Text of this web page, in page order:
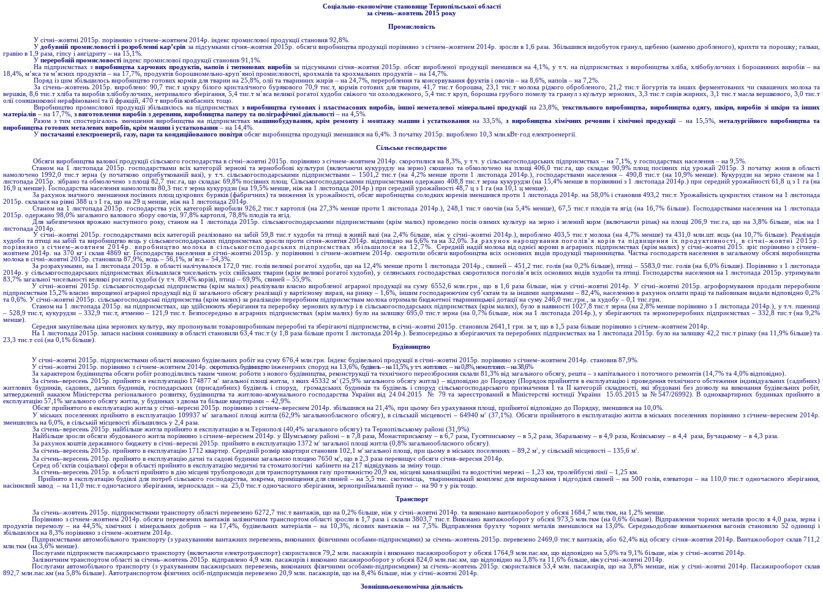
Соціально-економічне становище Тернопільської області
за січень–жовтень 2015 року
Промисловість
У січні–жовтні 2015р. порівняно з січнем–жовтнем 2014р. індекс промислової продукції становив 92,8%.
У добувній промисловості і розробленні кар’єрів за підсумками січня–жовтня 2015р. обсяги виробництва продукції порівняно з січнем–жовтнем 2014р. зросли в 1,6 раза. Збільшився видобуток гранул, щебеню (каменю дробленого), крихти та порошку; гальки,
гравію в 1,9 раза, гіпсу і ангідриту – на 15,1%.
У переробній промисловості індекс промислової продукції становив 91,1%.
На підприємствах звиробництва харчових продуктів, напоїв і тютюнових виробів за підсумками січня–жовтня 2015р. обсяг виробленої продукції зменшився на 4,1%, у т.ч. на підприємствах з виробництва хліба, хлібобулочних і борошняних виробів – на
18,4%, м’яса та м’ясних продуктів – на 17,7%, продуктів борошномельно-круп`яної промисловості, крохмалів та крохмальних продуктів – на 14,7%.
Поряд із цим збільшилось виробництво готових кормів для тварин на 25,8%, олії та тваринних жирів – на 24,7%, перероблення та консервування фруктів і овочів – на 8,6%, напоїв – на 7,2%.
За січень–жовтень 2015р. вироблено: 90,7 тис.т цукру білого кристалічного бурякового 70,9 тис.т, кормів готових для тварин, 41,7 тис.т борошна, 23,1 тис.т молока рідкого обробленого, 21,2 тис.т йогуртів та інших ферментованих чи сквашених молока та
вершків, 8,6 тис.т хліба та виробів хлібобулочних, нетривалого зберігання, 5,4 тис.т м`яса великої рогатої худоби свіжого чи охолодженого, 5,4 тис.т круп, борошна грубого помелу та гранул з культур зернових, 3,3 тис.т сирів жирних, 3,1 тис.т масла вершкового, 3,0 тис.т
олії соняшникової нерафінованої та її фракцій, 470 т виробів ковбасних тощо.
Виробництво промислової продукції збільшилось на підприємствах з виробництва гумових і пластмасових виробів, іншої неметалевої мінеральної продукції на 23,8%, текстильного виробництва, виробництва одягу, шкіри, виробів зі шкіри та інших
матеріалів – на 17,7%, з виготовлення виробів з деревини, виробництва паперу та поліграфічної діяльності – на 4,5%.
Разом з тим спостерігалось зменшення виробництва на підприємствахмашинобудування, крім ремонту і монтажу машин і устатковання на 33,5%,з виробництва хімічних речовин і хімічної продукції – на 15,5%, металургійного виробництва та
виробництва готових металевих виробів, крім машин і устатковання – на 14,4%.
У постачанні електроенергії, газу, пари та кондиційованого повітря обсяг виробництва продукції зменшився на 6,4%. З початку 2015р. вироблено 10,3 млн.кВт·год електроенергії.
Сільське господарство
Обсяги виробництва валової продукції сільського господарства в січні–жовтні 2015р. порівняно з січнем–жовтнем 2014р. скоротилися на 8,3%, у т.ч. у сільськогосподарських підприємствах – на 7,1%, у господарствах населення – на 9,5%.
Станом на 1 листопада 2015р. господарствами всіх категорій зернові та зернобобові культури (включаючи кукурудзу на зерно) скошено та обмолочено на площі 406,0 тис.га, що складає 90,9% площ посіяних під урожай 2015р. З початку жнив в області
намолочено 1992,0 тис.т зерна (у початково оприбуткованій вазі), у т.ч. сільськогосподарськими підприємствами – 1501,2 тис.т (на 4,2% менше проти 1 листопада 2014р.), господарствами населення – 490,8 тис.т (на 10,9% менше). Кукурудзи на зерно станом на 1
листопада 2015р. зібрано та обмолочено з площі 82,7 тис.га, що складає 69,8% посівних площ. Сільськогосподарськими підприємствами одержано 408,8 тис.т зерна кукурудзи (на 15,4% менше в порівнянні з 1 листопада 2014р.) при середній урожайності 61,8 ц з 1 га (на
16,9 ц менше). Господарства населення намолотили 80,3 тис.т зерна кукурудзи (на 19,5% менше, ніж на 1 листопада 2014р.) при середній урожайності 48,7 ц з 1 га (на 10,1 ц менше).
За рахунок значного зменшення посівних площ цукрових буряків (фабричних) та зниження їх урожайності, обсяг виробництва солодких коренів зменшився проти 1 листопада 2014р. на 58,0% і становив 493,2 тис.т. Урожайність цукристих станом на 1 листопада
2015р. склалася на рівні 388 ц з 1 га, що на 29 ц менше, ніж на 1 листопада 2014р.
Станом на 1 листопада 2015р. господарства усіх категорій виробили 926,2 тис.т картоплі (на 27,3% менше проти 1 листопада 2014р.), 248,1 тис.т овочів (на 5,4% менше), 67,5 тис.т плодів та ягід (на 16,7% більше). Господарствами населення на 1 листопада
2015р. одержано 98,0% загального валового збору овочів, 97,8% картоплі, 78,8% плодів та ягід.
Для забезпечення врожаю наступного року, станом на 1 листопада 2015р. сільськогосподарськими підприємствами (крім малих) проведено посів озимих культур на зерно і зелений корм (включаючи ріпак) на площі 206,9 тис.га, що на 3,8% більше, ніж на 1
листопада 2014р.
У січні–жовтні 2015р. господарствами всіх категорій реалізовано на забій 59,8 тис.т худоби та птиці в живій вазі (на 2,4% більше, ніж у січні–жовтні 2014р.), вироблено 403,5 тис.т молока (на 4,7% менше) та 431,0 млн.шт. яєць (на 10,7% більше). Реалізація
худоби та птиці на забій та виробництво яєць у сільськогосподарських підприємствах зросли проти січня–жовтня 2014р. відповідно на 6,6% та на 32,0%.За рахунок нарощування поголів’я корів та підвищення їх продуктивності, в січні–жовтні 2015р.
порівняно з січнем–жовтнем 2014р. виробництво молока в сільськогосподарських підприємствах збільшилося на 12,7%. Середній надій молока від однієї корови в аграрних підприємствах (крім малих) у січні–жовтні 2015. зріс порівняно з січнем–
жовтнем 2014р. на 370 кг і склав 4869 кг. Господарства населення в січні–жовтні 2015р. у порівнянні з січнем–жовтнем 2014р. скоротили обсяги виробництва всіх основних видів продукції тваринництва. Частка господарств населення в загальному обсязі виробництва
молока в січні–жовтні 2015р. становила 87,9%, яєць – 56,1%, м’яса – 54,3%.
За розрахунками, на 1 листопада 2015р. в області налічувалося 172,0 тис. голів великої рогатої худоби, що на 12,4% менше проти 1 листопада 2014р., свиней – 451,2 тис. голів (на 0,2% більше), птиці – 5583,0 тис. голів (на 6,0% більше). Порівняно з 1 листопада
2014р. у сільськогосподарських підприємствах збільшилася чисельність усіх свійських тварин (крім великої рогатої худоби), у селянських господарствах скоротилося поголів’я всіх основних видів худоби та птиці. Господарства населення на 1 листопада 2015р. утримували
83,7% загальної чисельності великої рогатої худоби (у т.ч. 89,4% корів), птиці – 69,9%, свиней – 55,9%.
У січні–жовтні 2015р. сільськогосподарські підприємства (крім малих) реалізували власно виробленої аграрної продукції на суму 6552,6 млн.грн., що в 1,6 раза більше, ніж у січні–жовтні 2014р. У січні–жовтні 2015р. агроформування продали переробним
підприємствам 15,2% власно вирощеної аграрної продукції від її загального обсягу реалізації у вартісному виразі, на ринку – 1,6%, іншим господарюючим суб’єктам та за іншими напрямами – 82,4%, населенню в рахунок оплати праці та пайовикам видали відповідно 0,2%
та 0,6%. У січні–жовтні 2015р. сільськогосподарські підприємства (крім малих) за реалізацію переробним підприємствам молока отримали бюджетної тваринницької дотації на суму 246,0 тис.грн., за худобу – 0,1 тис.грн.
Станом на 1 листопада 2015р. на підприємствах, що здійснюють зберігання та переробку зернових культур і в сільськогосподарських підприємствах (крім малих), було в наявності 1027,8 тис.т зерна (на 2,8% менше порівняно з 1 листопада 2014р.), у т.ч. пшениці
– 528,9 тис.т, кукурудзи – 332,9 тис.т, ячменю – 121,9 тис.т. Безпосередньо в аграрних підприємствах (крім малих) було на залишку 695,0 тис.т зерна (на 0,7% більше, ніж на 1 листопада 2014р.), у зберігаючих та зернопереробних підприємствах – 332,8 тис.т (на 9,2%
менше).
Середня закупівельна ціна зернових культур, яку пропонували товаровиробникам переробні та зберігаючі підприємства, в січні–жовтні 2015р. становила 2641,1 грн. за т, що в 1,5 раза більше порівняно з січнем–жовтнем 2014р.
На 1 листопада 2015р. запаси насіння соняшнику в області становили 63,4 тис.т (у 1,8 раза більше проти 1 листопада 2014р.). Безпосередньо в зберігаючих та переробних підприємствах на 1 листопада 2015р. було на залишку 42,2 тис.т ріпаку (на 11,9% більше) та
23,3 тис.т сої (на 0,1% більше).
Будівництво
У січні–жовтні 2015р. підприємствами області виконано будівельних робіт на суму 676,4 млн.грн. Індекс будівельної продукції в січні–жовтні 2015р. порівняно з січнем–жовтнем 2014р. становив 87,9%.
У січні–жовтні 2015р. порівняно з січнем–жовтнем 2014р. скоротилось будівництво інженерних споруд на 13,6%, будівель – на 11,5%, у т.ч. житлових –на 0,8%, нежитлових – на 38,6%
За характером будівництва обсяги робіт розподілились таким чином: роботи з нового будівництва, реконструкції та технічного переозброєння склали 81,3% від загального обсягу, решта – з капітального і поточного ремонтів (14,7% та 4,0% відповідно).
За січень–вересень 2015р. прийнято в експлуатацію 174877 м2 загальної площі житла, з яких 45332 м2 (25,9% загального обсягу житла) – відповідно до Порядку (Порядок прийняття в експлуатацію і проведення технічного обстеження індивідуальних (садибних)
житлових будинків, садових, дачних будинків, господарських (присадибних) будівель і споруд, громадських будинків та будівель і споруд сільськогосподарського призначення I та II категорій складності, які збудовані без дозволу на виконання будівельних робіт,
затверджений наказом Міністерства регіонального розвитку, будівництва та житлово-комунального господарства України від 24.04.2015 № 79 та зареєстрований в Міністерстві юстиції України 15.05.2015 за №547/26992). В одноквартирних будинках прийнято в
експлуатацію 57,1% загального обсягу житла, у будинках з двома та більше квартирами – 42,9%.
Обсяг прийнятого в експлуатацію житла у січні–вересні 2015р. порівняно з січнем–вереснем 2014р. збільшився на 21,4%, при цьому без урахування площі, прийнятої відповідно до Порядку, зменшився на 10,0%.
У міських поселеннях прийнято в експлуатацію 109937 м2 загальної площі житла (62,9% загальнообласного обсягу), в сільській місцевості – 64940 м2
(37,1%). Обсяги прийнятого в експлуатацію житла в міських поселеннях порівняно з січнем–вереснем 2014р.
зменшились на 6,0%, в сільській місцевості збільшились у 2,4 раза.
За січень–вересень 2015р. найбільше житла прийнято в експлуатацію в м.Тернополі (40,4% загального обсягу) та Тернопільському районі (31,9%).
Найбільше зросли обсяги збудованого житла порівняно з січнем–вереснем 2014р. у Шумському районі – в 7,8 раза, Монастириському – в 6,7 раза, Гусятинському – в 5,2 раза, Збаразькому – в 4,9 раза, Козівському – в 4,4 раза, Бучацькому – в 4,3 раза.
За рахунок коштів державного бюджету в січні–вересні 2015р. прийнято в експлуатацію 1372 м2 загальної площі житла (0,8% загальнообласного обсягу).
За січень–вересень 2015р. прийнято в експлуатацію 1712 квартир. Середній розмір квартири становив 102,1 м2загальної площі, при цьому в міських поселеннях – 89,2 м2, у сільській місцевості – 135,6 м2.
За січень–вересень 2015р. прийнято в експлуатацію дачні та садові будинки загальною площею 7650 м2
, що в 2,3 раза перевищує обсяги січня–вересня 2014р.
Серед об’єктів соціальної сфери в області прийнято в експлуатацію медичні та стоматологічні кабінети на 217 відвідувань за зміну тощо.
За січень–вересень 2015р. в області прийнято в дію місцеві трубопроводи для транспортування газу протяжністю 20,9 км, місцеві каналізаційні та водостічні мережі – 1,23 км, тролейбусні лінії – 1,25 км.
Прийнято в експлуатацію будівлі для потреб сільського господарства, зокрема, приміщення для свиней – на 5,5 тис. скотомісць, тваринницький комплекс для вирощування і відгодівлі свиней – на 500 голів, елеватори – на 110,0 тис.т одночасного зберігання,
насіннєвий завод – на 11,0 тис.т одночасного зберігання, зерносклади – на 25,0 тис.т одночасного зберігання, зерноприймальний пункт – на 90 т у рік тощо.
Транспорт
За січень–жовтень 2015р. підприємствами транспорту області перевезено 6272,7 тис.т вантажів, що на 0,2% більше, ніж у січні–жовтні 2014р. та виконано вантажооборот у обсязі 1684,7 млн.ткм, на 1,2% менше.
Порівняно з січнем–жовтнем 2014р. обсяги перевезених вантажів залізничним транспортом області зросли в 1,7 раза і склали 3803,7 тис.т. Виконано вантажооборот у обсязі 973,5 млн.ткм (на 0,6% більше). Відправлення чорних металів зросло в 4,0 раза, зерна і
продуктів перемолу – на 44,5%, хімічних і мінеральних добрив – на 17,4%, будівельних матеріалів – на 10,3%, лісових вантажів – на 7,5%. Відправлення брухту чорних металів зменшилося на 13,0%. Середньодобове вивантаження вагонів становило 52 одиниці і
збільшилося на 8,3% порівняно з січнем–жовтнем 2014р.
Підприємствами автомобільного транспорту (з урахуванням вантажних перевезень, виконаних фізичними особами-підприємцями) за січень–жовтень 2015р. перевезено 2469,0 тис.т вантажів, або 62,4% від обсягу січня–жовтня 2014р. Вантажооборот склав 711,2
млн.ткм (на 3,6% менше).
Послугами підприємств пасажирського транспорту (включаючи електротранспорт) скористалися 79,2 млн. пасажирів і виконано пасажирооборот у обсязі 1764,9 млн.пас.км, що відповідно на 5,0% та 9,1% більше, ніж у січні–жовтні 2014р.
Залізничним транспортом області за січень–жовтень 2015р. відправлено 4,9 млн. пасажирів і виконано пасажирооборот у обсязі 824,0 млн.пас.км, що відповідно на 3,8% та 11,6% більше, ніж усічні–жовтні 2014р.
Послугами автомобільного транспорту (з урахуванням пасажирських перевезень, виконаних фізичними особами-підприємцями) за січень–жовтень 2015р. скористалися 53,4 млн. пасажирів, що на 3,8% менше, ніж у січні–жовтні 2014р. Пасажирооборот склав
892,7 млн.пас.км (на 5,8% більше). Автотранспортом фізичних осіб-підприємців перевезено 20,9 млн. пасажирів, що на 8,4% більше, ніж у січні–жовтні 2014р.
Зовнішньоекономічна діяльність